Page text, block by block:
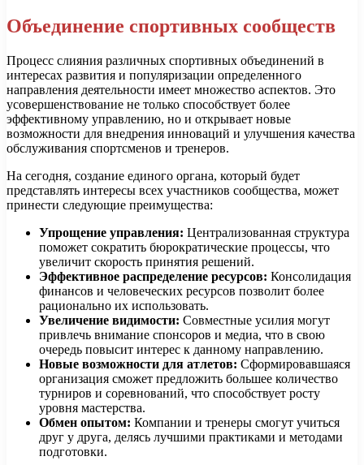
Объединение спортивных сообществ
Процесс слияния различных спортивных объединений в
интересах развития и популяризации определенного
направления деятельности имеет множество аспектов. Это
усовершенствование не только способствует более
эффективному управлению, но и открывает новые
возможности для внедрения инноваций и улучшения качества
обслуживания спортсменов и тренеров.
На сегодня, создание единого органа, который будет
представлять интересы всех участников сообщества, может
принести следующие преимущества:
Упрощение управления: Централизованная структура
поможет сократить бюрократические процессы, что
увеличит скорость принятия решений.
Эффективное распределение ресурсов: Консолидация
финансов и человеческих ресурсов позволит более
рационально их использовать.
Увеличение видимости: Совместные усилия могут
привлечь внимание спонсоров и медиа, что в свою
очередь повысит интерес к данному направлению.
Новые возможности для атлетов: Сформировавшаяся
организация сможет предложить большее количество
турниров и соревнований, что способствует росту
уровня мастерства.
Обмен опытом: Компании и тренеры смогут учиться
друг у друга, делясь лучшими практиками и методами
подготовки.